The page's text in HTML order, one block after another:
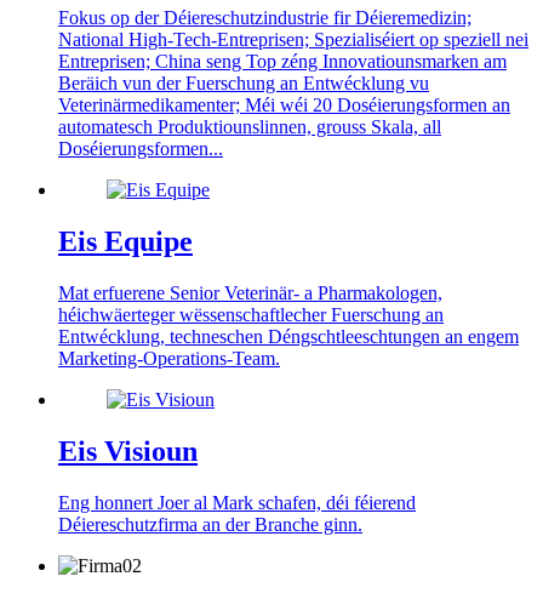
Fokus op der Déiereschutzindustrie fir Déieremedizin;
National High-Tech-Entreprisen; Spezialiséiert op speziell nei
Entreprisen; China seng Top zéng Innovatiounsmarken am
Beräich vun der Fuerschung an Entwécklung vu
Veterinärmedikamenter; Méi wéi 20 Doséierungsformen an
automatesch Produktiounslinnen, grouss Skala, all
Doséierungsformen...
Eis Equipe
Mat erfuerene Senior Veterinär- a Pharmakologen,
héichwäerteger wëssenschaftlecher Fuerschung an
Entwécklung, techneschen Déngschtleeschtungen an engem
Marketing-Operations-Team.
Eis Visioun
Eng honnert Joer al Mark schafen, déi féierend
Déiereschutzfirma an der Branche ginn.